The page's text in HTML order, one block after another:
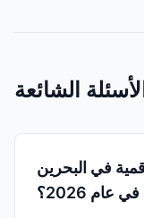
الأسئلة الشائعة
في البحرين
في عام 2026؟